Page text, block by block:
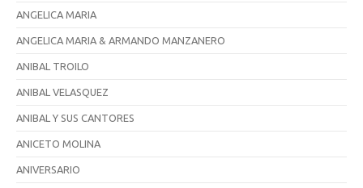
ANGELICA MARIA
ANGELICA MARIA & ARMANDO MANZANERO
ANIBAL TROILO
ANIBAL VELASQUEZ
ANIBAL Y SUS CANTORES
ANICETO MOLINA
ANIVERSARIO